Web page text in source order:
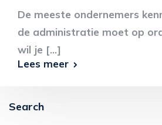
De meeste ondernemers
de administratie moet op
wil je [...]
Lees meer
Search